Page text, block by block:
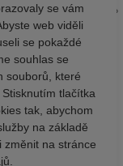
se vám
web viděli
se pokaždé
souhlas se
souborů, které
tlačítka
tak, abychom
na základě
změnit na stránce